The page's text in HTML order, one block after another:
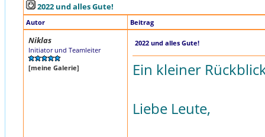
2022 und alles Gute!
Autor Beitrag
Niklas
Initiator und Teamleiter
[meine Galerie]
2022 und alles Gute!
Ein kleiner
Liebe Leute,